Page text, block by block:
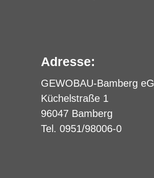
Adresse:
GEWOBAU-Bamberg eG
Küchelstraße 1
96047 Bamberg
Tel. 0951/98006-0